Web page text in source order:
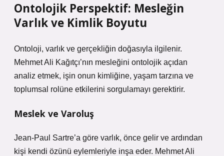
Ontolojik Perspektif: Mesleğin
Varlık ve Kimlik Boyutu
Ontoloji, varlık ve gerçekliğin doğasıyla ilgilenir.
Mehmet Ali Kağıtçı’nın mesleğini ontolojik açıdan
analiz etmek, işin onun kimliğine, yaşam tarzına ve
toplumsal rolüne etkilerini sorgulamayı gerektirir.
Meslek ve Varoluş
Jean-Paul Sartre’a göre varlık, önce gelir ve ardından
kişi kendi özünü eylemleriyle inşa eder. Mehmet Ali